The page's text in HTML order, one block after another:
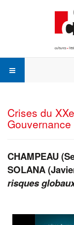
Crises du
CHAMPEAU
SOLANA
risques